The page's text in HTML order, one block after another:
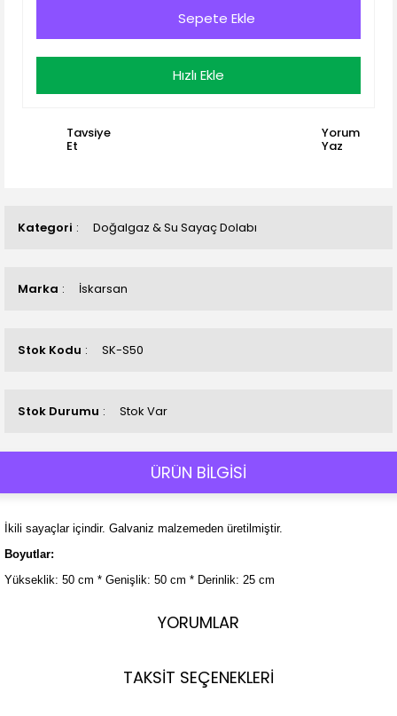
Kategori Doğalgaz & Su Sayaç Dolabı
Marka İskarsan
Stok Kodu SK-S50
Stok Durumu Stok Var
Sepete Ekle
Hızlı Ekle
Tavsiye
Et
Yorum
Yaz
ÜRÜN BİLGİSİ
İkili sayaçlar içindir. Galvaniz malzemeden üretilmiştir.
Boyutlar:
Yükseklik: 50 cm * Genişlik: 50 cm * Derinlik: 25 cm
YORUMLAR
TAKSİT SEÇENEKLERİ